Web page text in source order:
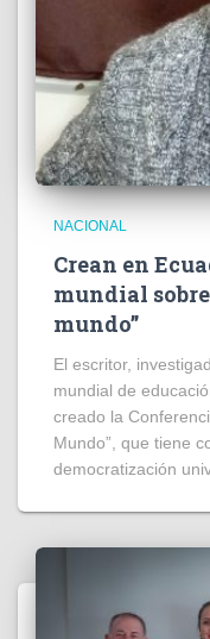
NACIONAL
Crean en
mundial
mundo”
El escritor,
mundial de
creado la
Mundo”, que tiene
democratización